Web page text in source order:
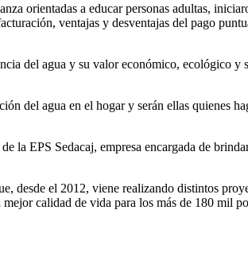
orientadas a educar personas adultas,
ventajas y desventajas del pago
del agua y su valor económico, ecológico
del agua en el hogar y serán ellas quienes
EPS Sedacaj, empresa encargada de
el 2012, viene realizando distintos
calidad de vida para los más de 180 mil